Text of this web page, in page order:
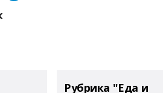
Рубрика "Еда и